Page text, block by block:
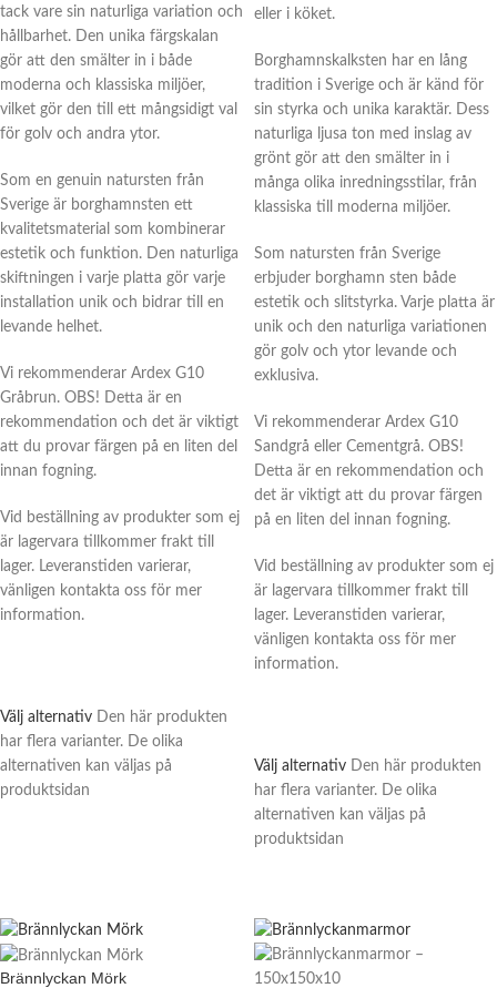
tack vare sin naturliga variation och
hållbarhet. Den unika färgskalan
gör att den smälter in i både
moderna och klassiska miljöer,
vilket gör den till ett mångsidigt val
för golv och andra ytor.
Som en genuin natursten från
Sverige är borghamnsten ett
kvalitetsmaterial som kombinerar
estetik och funktion. Den naturliga
skiftningen i varje platta gör varje
installation unik och bidrar till en
levande helhet.
Vi rekommenderar Ardex G10
Gråbrun. OBS! Detta är en
rekommendation och det är viktigt
att du provar färgen på en liten del
innan fogning.
Vid beställning av produkter som ej
är lagervara tillkommer frakt till
lager. Leveranstiden varierar,
vänligen kontakta oss för mer
information.
Välj alternativ Den här produkten
har flera varianter. De olika
alternativen kan väljas på
produktsidan
eller i köket.
Borghamnskalksten har en lång
tradition i Sverige och är känd för
sin styrka och unika karaktär. Dess
naturliga ljusa ton med inslag av
grönt gör att den smälter in i
många olika inredningsstilar, från
klassiska till moderna miljöer.
Som natursten från Sverige
erbjuder borghamn sten både
estetik och slitstyrka. Varje platta är
unik och den naturliga variationen
gör golv och ytor levande och
exklusiva.
Vi rekommenderar Ardex G10
Sandgrå eller Cementgrå. OBS!
Detta är en rekommendation och
det är viktigt att du provar färgen
på en liten del innan fogning.
Vid beställning av produkter som ej
är lagervara tillkommer frakt till
lager. Leveranstiden varierar,
vänligen kontakta oss för mer
information.
Välj alternativ Den här produkten
har flera varianter. De olika
alternativen kan väljas på
produktsidan
Brännlyckan Mörk